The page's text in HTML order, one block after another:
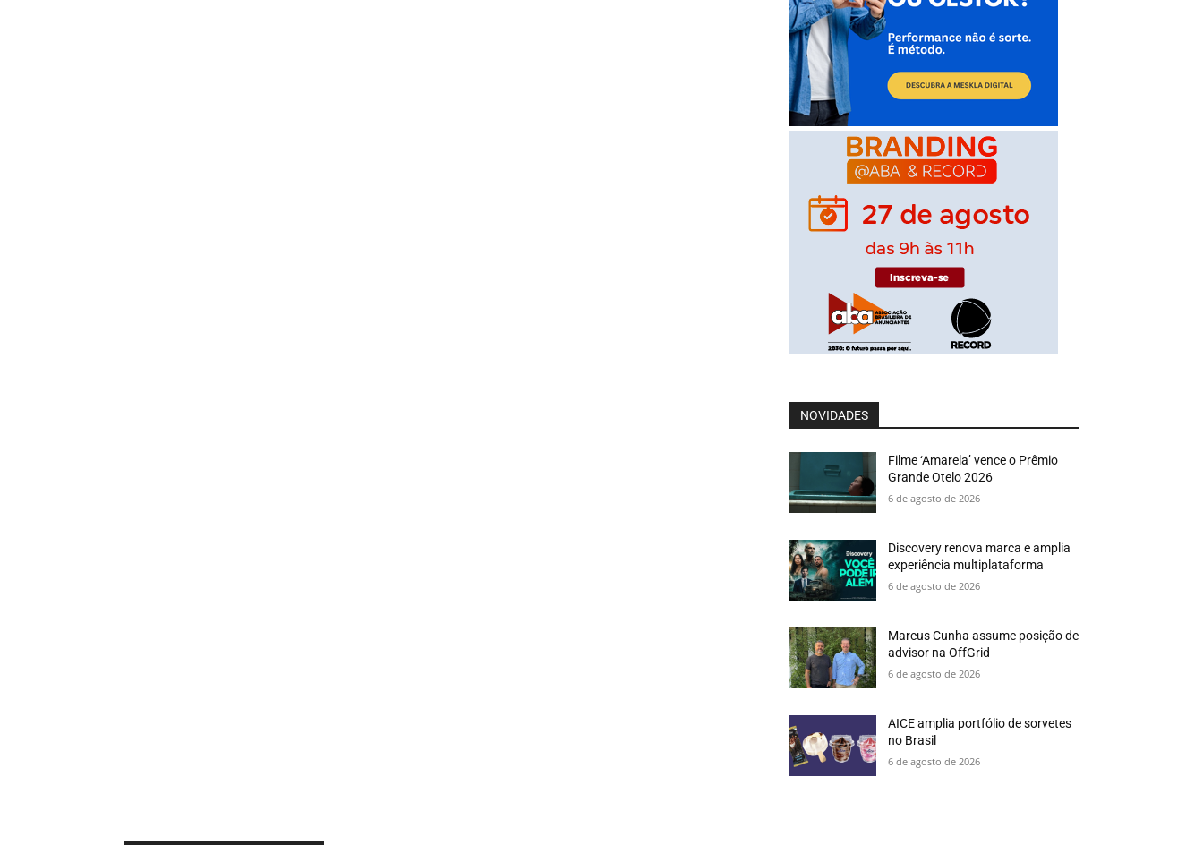
NOVIDADES
Filme ‘Amarela’ vence o Prêmio
Grande Otelo 2026
6 de agosto de 2026
Discovery renova marca e amplia
experiência multiplataforma
6 de agosto de 2026
Marcus Cunha assume posição de
advisor na OffGrid
6 de agosto de 2026
AICE amplia portfólio de sorvetes
no Brasil
6 de agosto de 2026